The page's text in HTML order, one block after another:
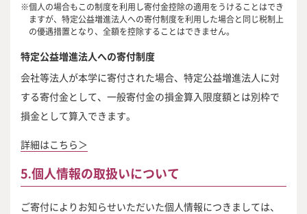
個人の場合もこの制度を利用し寄付金控除の適用をうけることはでき
ますが、特定公益増進法人への寄付制度を利用した場合と同じ税制上
の優遇措置となり、全額を控除することはできません。
特定公益増進法人への寄付制度
会社等法人が本学に寄付された場合、特定公益増進法人に対
する寄付金として、一般寄付金の損金算入限度額とは別枠で
損金として算入できます。
詳細はこちら＞
5.個人情報の取扱いについて
ご寄付によりお知らせいただいた個人情報につきましては、